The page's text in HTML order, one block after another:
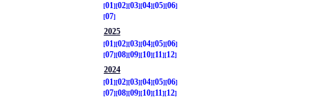
01
02 03 04 05 06
07
2025
01
02 03 04 05 06
07 08 09 10 11
12
2024
01
02 03 04 05 06
07 08 09 10 11
12